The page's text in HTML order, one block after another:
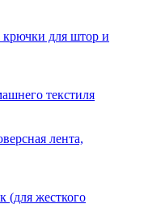
крючки для штор и
текстиля
лента,
(для жесткого